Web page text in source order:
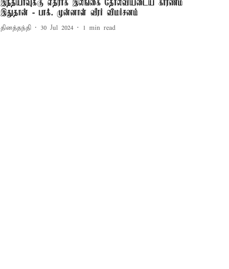
இந்தியாவுக்கு எதிராக இலங்கை தோல்வியடைய காரணம்
இதுதான் - பாக். முன்னாள் வீரர் விமர்சனம்
தினத்தந்தி 30 Jul 2024 1 min read